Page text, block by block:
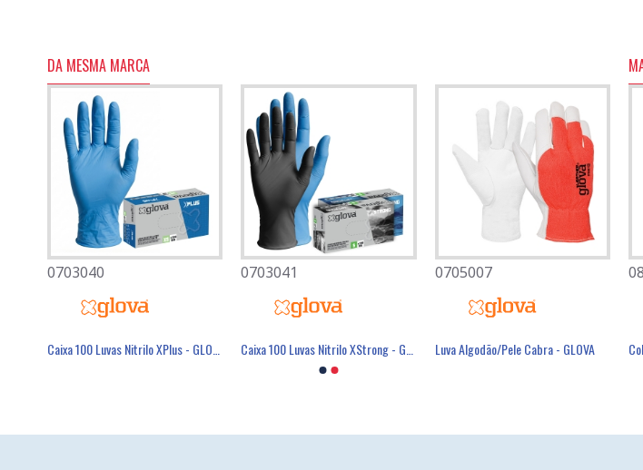
DA MESMA MARCA
0703040 0703041 0705007
Luva Algodão/Pele Cabra - GLOVA
0501080 0701007 0501082